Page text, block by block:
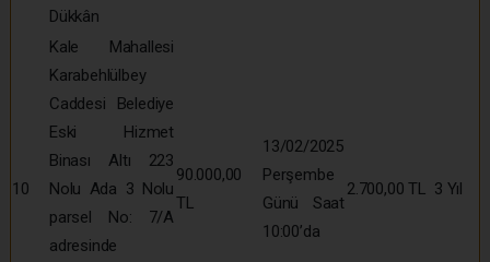
Dükkân
10
Kale Mahallesi
Karabehlülbey
Caddesi Belediye
Eski Hizmet
Binası Altı 223
Nolu Ada 3 Nolu
parsel No: 7/A
adresinde
90.000,00
TL
13/02/2025
Perşembe
Günü Saat
10:00’da
2.700,00 TL 3 Yıl